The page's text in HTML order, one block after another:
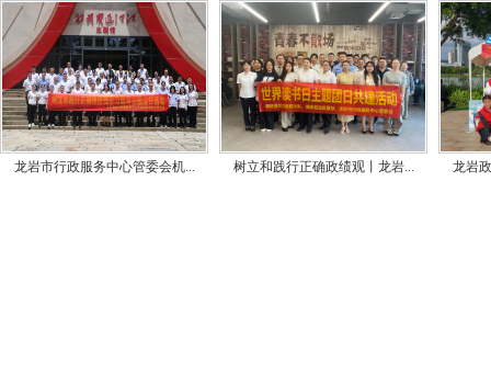
龙岩市行政服务中心管委会机... 树立和践行正确政绩观丨龙岩... 龙岩